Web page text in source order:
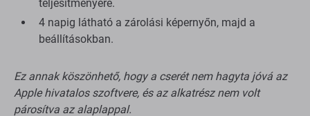
teljesítményére.
4 napig látható a zárolási képernyőn, majd a
beállításokban.
Ez annak köszönhető, hogy a cserét nem hagyta jóvá az
Apple hivatalos szoftvere, és az alkatrész nem volt
párosítva az alaplappal.